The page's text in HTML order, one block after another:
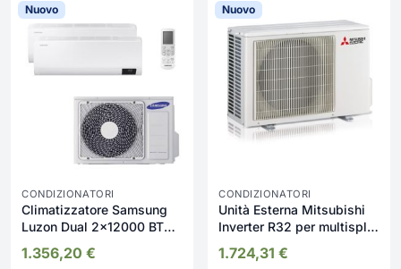
Nuovo
CONDIZIONATORI
Climatizzatore Samsung
Luzon Dual 2x12000 BTU
1.356,20 €
Nuovo
CONDIZIONATORI
Unità Esterna Mitsubishi
Inverter R32 per multisplit
interne (5.3 kW) Classe
1.724,31 €